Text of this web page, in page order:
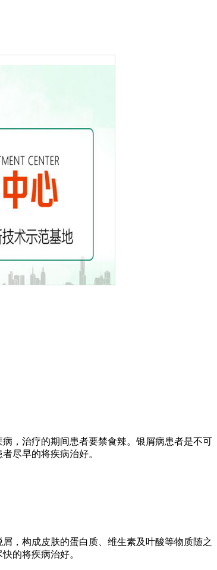
，治疗的期间患者要禁食辣。银屑病患者是不可
尽早的将疾病治好。
，构成皮肤的蛋白质、维生素及叶酸等物质随之
的将疾病治好。